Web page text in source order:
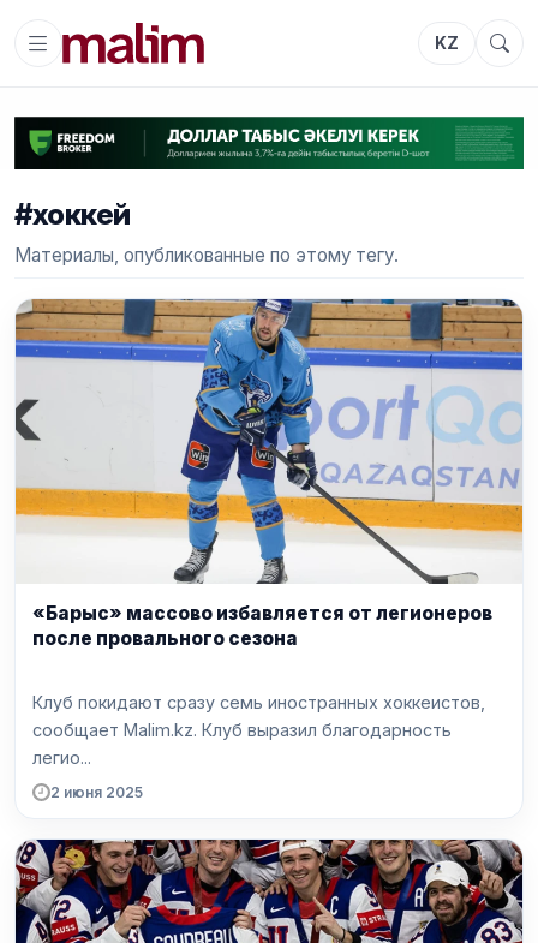
KZ
#хоккей
Материалы, опубликованные по этому тегу.
«Барыс» массово избавляется от легионеров
после провального сезона
Клуб покидают сразу семь иностранных хоккеистов,
сообщает Malim.kz. Клуб выразил благодарность
легио...
2 июня 2025